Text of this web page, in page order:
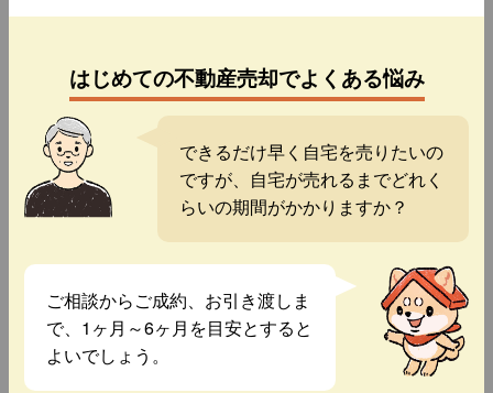
はじめての不動産売却でよくある悩み
できるだけ早く自宅を売りたいの
ですが、自宅が売れるまでどれく
らいの期間がかかりますか？
ご相談からご成約、お引き渡しま
で、1ヶ月～6ヶ月を目安とすると
よいでしょう。